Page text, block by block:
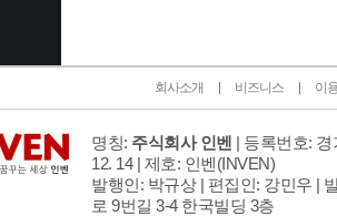
회사소개 비즈니스 이
명칭: 주식회사 인벤 | 등록번호:
12. 14 | 제호: 인벤(INVEN)
발행인: 박규상 | 편집인: 강민우 |
로 9번길 3-4 한국빌딩 3층